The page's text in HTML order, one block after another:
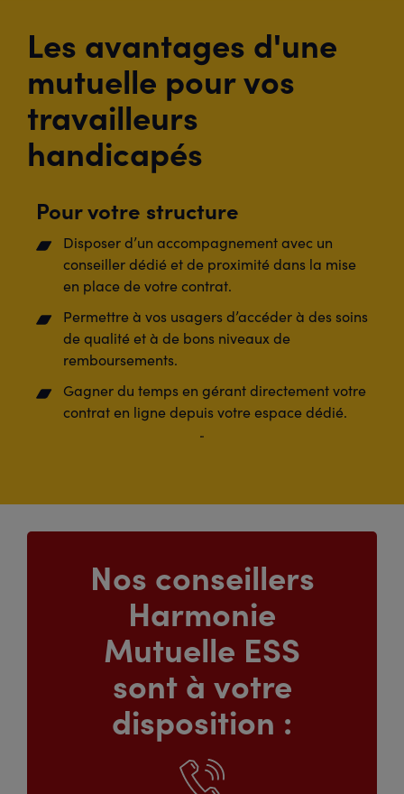
Les avantages d'une
mutuelle pour vos
travailleurs
handicapés
Pour votre structure
Disposer d’un accompagnement avec un
conseiller dédié et de proximité dans la mise
en place de votre contrat.
Permettre à vos usagers d’accéder à des soins
de qualité et à de bons niveaux de
remboursements.
Gagner du temps en gérant directement votre
contrat en ligne depuis votre espace dédié.
Nos conseillers
Harmonie
Mutuelle ESS
sont à votre
disposition :